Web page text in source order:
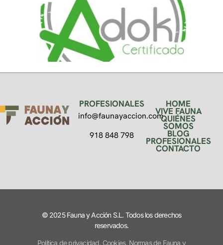
PROFESIONALES
info@faunayaccion.com
918 848 798
HOME
VIVE FAUNA
QUIÉNES
SOMOS
BLOG
PROFESIONALES
CONTACTO
© 2025 Fauna y Acción S.L. Todos los derechos
reservados.
Política de privacidad, Cookies, Normas de Fauna y